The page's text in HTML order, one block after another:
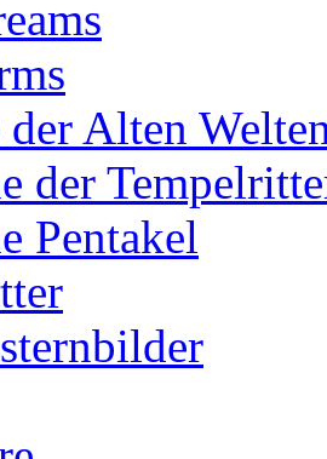
Alten
der
Pentakel